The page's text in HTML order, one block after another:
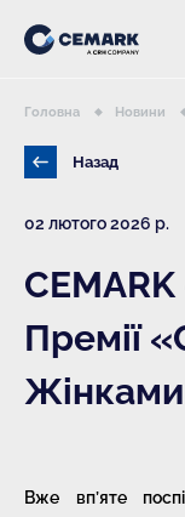
Назад
Головна Новини
02 лютого 2026 р.
Премії
Вже вп’яте